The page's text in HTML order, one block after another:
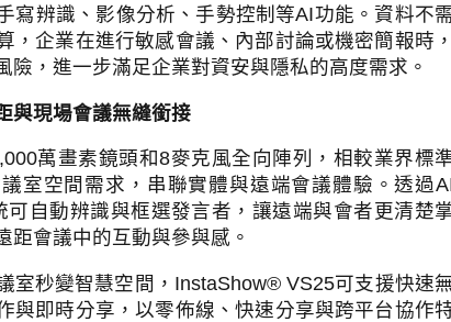
寫辨識、影像分析、手勢控制等AI功能。資料不
，企業在進行敏感會議、內部討論或機密簡報時，
險，進一步滿足企業對資安與隱私的高度需求。
與現場會議無縫銜接
萬畫素鏡頭和8麥克風全向陣列，相較業界標
室空間需求，串聯實體與遠端會議體驗。透過
可自動辨識與框選發言者，讓遠端與會者更清楚
距會議中的互動與參與感。
室秒變智慧空間， InstaShow® VS25可支援快速
與即時分享，以零佈線、快速分享與跨平台協作